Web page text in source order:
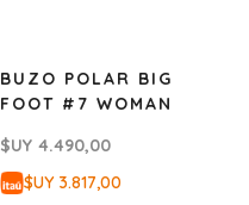
BUZO POLAR BIG
FOOT #7 WOMAN
$UY 4.490,00
$UY 3.817,00